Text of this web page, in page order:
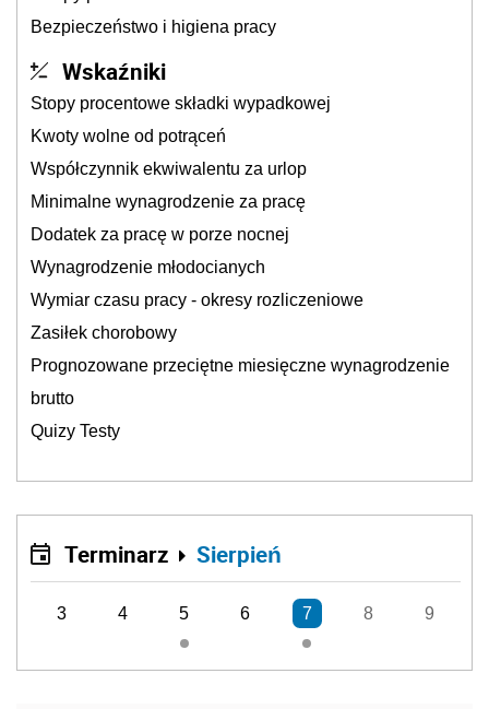
Bezpieczeństwo i higiena pracy
Wskaźniki
Stopy procentowe składki wypadkowej
Kwoty wolne od potrąceń
Współczynnik ekwiwalentu za urlop
Minimalne wynagrodzenie za pracę
Dodatek za pracę w porze nocnej
Wynagrodzenie młodocianych
Wymiar czasu pracy - okresy rozliczeniowe
Zasiłek chorobowy
Prognozowane przeciętne miesięczne wynagrodzenie
brutto
Quizy Testy
Terminarz Sierpień
3 4 5 6 7 8 9